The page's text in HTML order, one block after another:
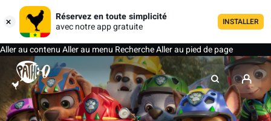
Réservez en toute simplicité
avec notre app gratuite
INSTALLER
Aller au contenuAller au menu RechercheAller au pied de page